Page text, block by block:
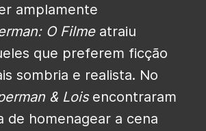
amplamente
O Filmeatraiu
que preferem ficção
sombria e realista. No
& Loisencontraram
de homenagear a cena